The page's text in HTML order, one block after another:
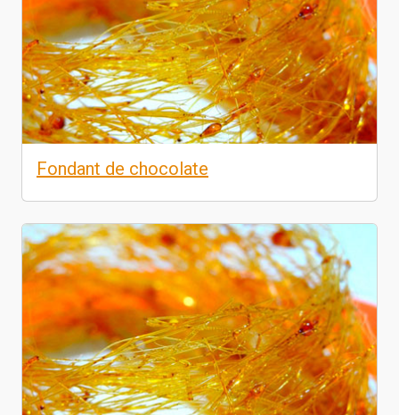
Fondant de chocolate